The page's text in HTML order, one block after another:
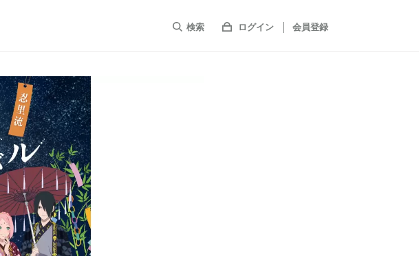
検索 ログイン 会員登録